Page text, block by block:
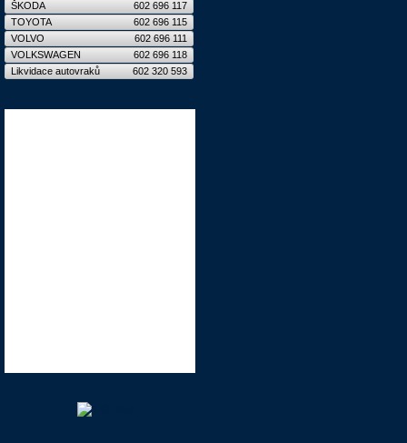
ŠKODA
602 696 117
TOYOTA
602 696 115
VOLVO
602 696 111
VOLKSWAGEN
602 696 118
Likvidace autovraků
602 320 593